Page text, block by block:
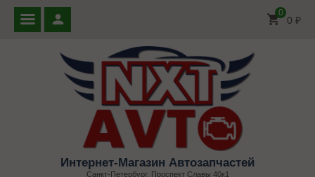
0
0 ₽
Интернет-Магазин Автозапчастей
Санкт-Петербург, Проспект Славы 40к1